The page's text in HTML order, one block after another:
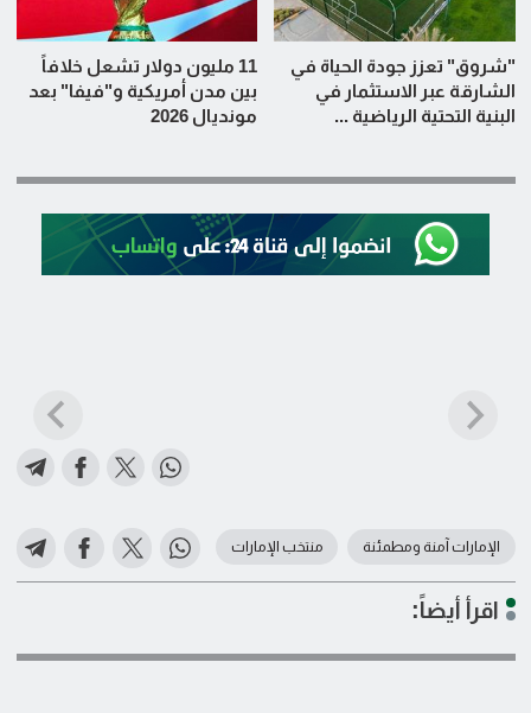
"شروق" تعزز جودة الحياة في
الشارقة عبر الاستثمار في
البنية التحتية الرياضية ...
11 مليون دولار تشعل خلافاً
بين مدن أمريكية و"فيفا" بعد
مونديال 2026
الإمارات آمنة ومطمئنة منتخب الإمارات
اقرأ أيضاً: